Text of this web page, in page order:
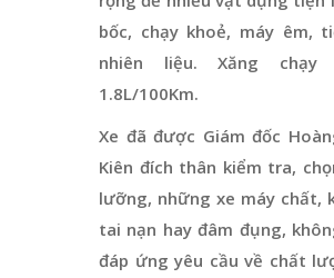
bốc, chạy khoẻ, máy êm,
nhiên liệu. Xăng chạy
1.8L/100Km.
Xe đã được Giám đốc
Kiên đích thân kiểm tra,
lưỡng, những xe máy chất,
tai nạn hay đâm đụng,
đáp ứng yêu cầu về chất